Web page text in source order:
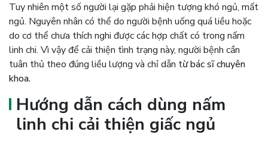
Tuy nhiên một số người lại gặp phải hiện tượng khó ngủ, mất
ngủ. Nguyên nhân có thể do người bệnh uống quá liều hoặc
do cơ thể chưa thích nghi được các hợp chất có trong nấm
linh chi. Vì vậy để cải thiện tình trạng này, người bệnh cần
tuân thủ theo đúng liều lượng và chỉ dẫn từ bác sĩ chuyên
khoa.
Hướng dẫn cách dùng nấm
linh chi cải thiện giấc ngủ